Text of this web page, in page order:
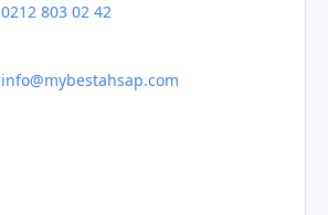
0212 803 02 42
info@mybestahsap.com